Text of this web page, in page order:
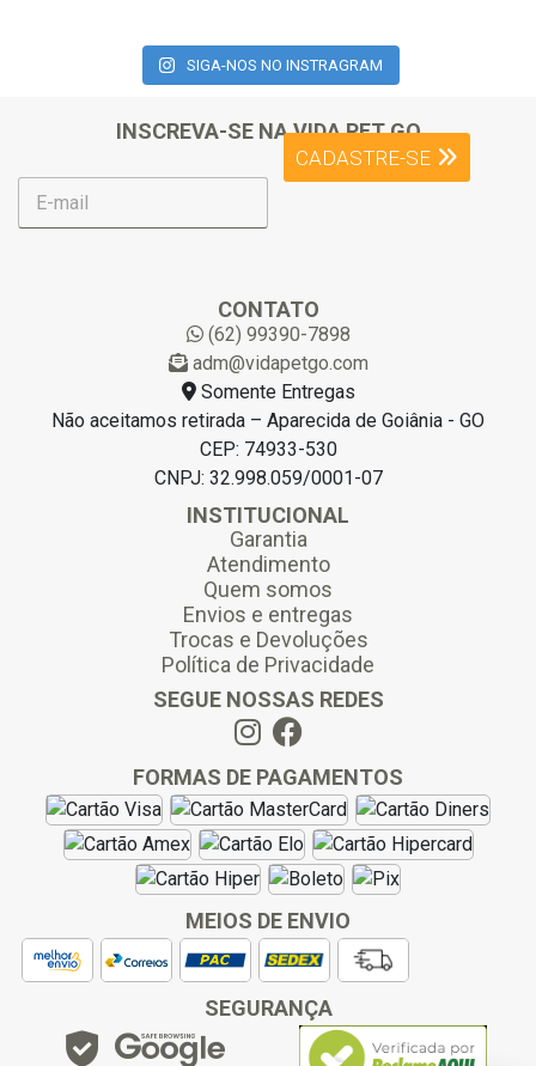
SIGA-NOS NO INSTRAGRAM
INSCREVA-SE NA VIDA PET GO
E
m
CADASTRE-SE
CONTATO
(62) 99390-7898
adm@vidapetgo.com
Somente Entregas
Não aceitamos retirada – Aparecida de Goiânia - GO
CEP: 74933-530
CNPJ: 32.998.059/0001-07
INSTITUCIONAL
Garantia
Atendimento
Quem somos
Envios e entregas
Trocas e Devoluções
Política de Privacidade
SEGUE NOSSAS REDES
FORMAS DE PAGAMENTOS
MEIOS DE ENVIO
SEGURANÇA